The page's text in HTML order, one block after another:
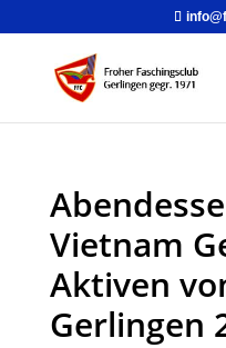
Vietnam
Aktiven
Gerlingen